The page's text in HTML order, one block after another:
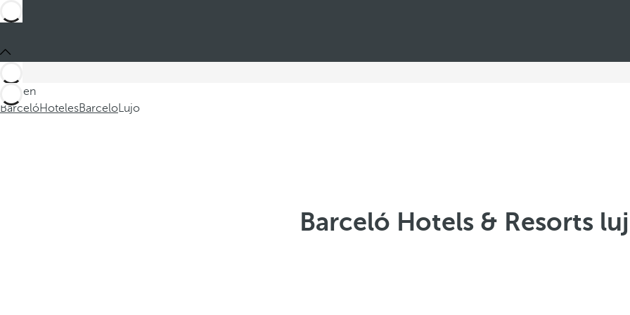
Está en
BarcelóHotelesBarceloLujo
Barceló Hotels & Resorts